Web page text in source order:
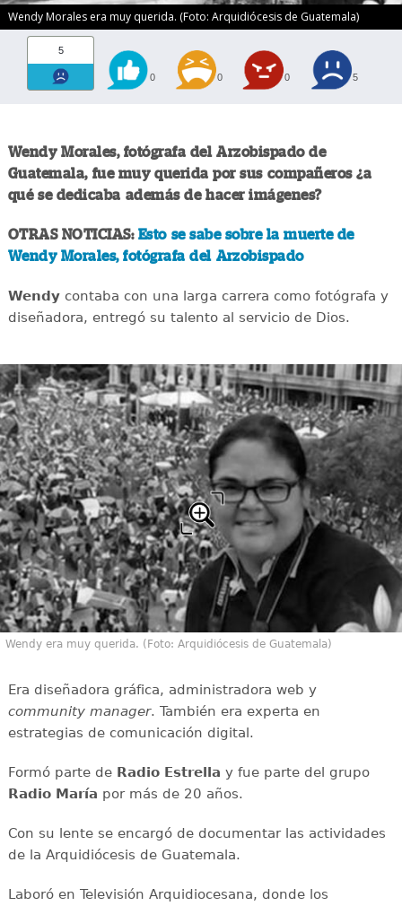
Wendy Morales era muy querida. (Foto: Arquidiócesis de Guatemala)
5
0 0 0 5
Wendy Morales, fotógrafa del Arzobispado de
Guatemala, fue muy querida por sus compañeros ¿a
qué se dedicaba además de hacer imágenes?
OTRAS NOTICIAS: Esto se sabe sobre la muerte de
Wendy Morales, fotógrafa del Arzobispado
Wendycontaba con una larga carrera como fotógrafa y
diseñadora, entregó su talento al servicio de Dios.
Wendy era muy querida. (Foto: Arquidiócesis de Guatemala)
Era diseñadora gráfica, administradora web y
community manager. También era experta en
estrategias de comunicación digital.
Formó parte de Radio Estrella y fue parte del grupo
Radio María por más de 20 años.
Con su lente se encargó de documentar las actividades
de la Arquidiócesis de Guatemala.
Laboró en Televisión Arquidiocesana, donde los